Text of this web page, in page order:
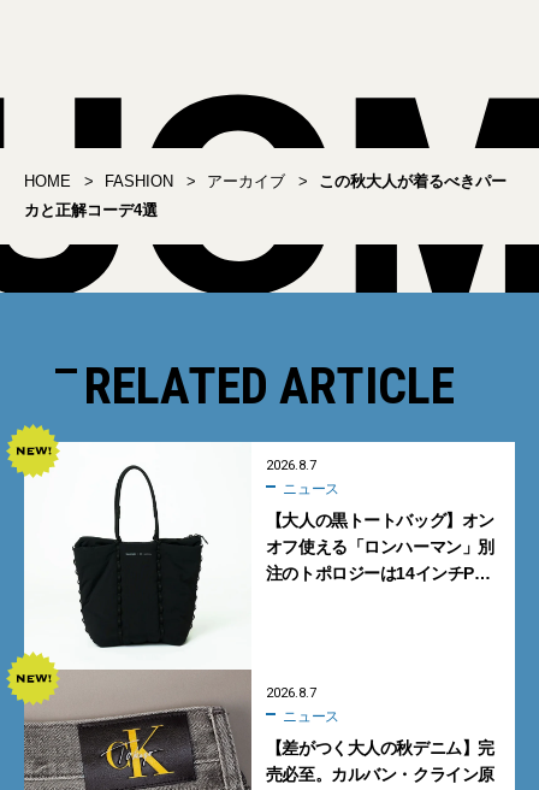
HOME FASHION アーカイブ
この秋大人が着るべきパー
カと正解コーデ4選
RELATED ARTICLE
2026.8.7
ニュース
【大人の黒トートバッグ】オン
オフ使える「ロンハーマン」別
注のトポロジーは14インチPC
2026.8.7
ニュース
【差がつく大人の秋デニム】完
売必至。カルバン・クライン原